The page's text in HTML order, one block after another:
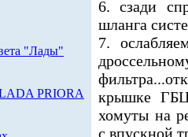
"Лады"
PRIORA
6. сзади
шланга
7.
крышке
хомуты на
с впускной